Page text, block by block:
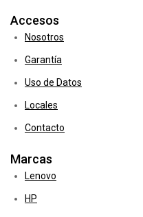
Accesos
Nosotros
Garantía
Uso de Datos
Locales
Contacto
Marcas
Lenovo
HP